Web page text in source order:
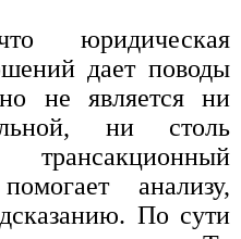
юридическая
дает поводы
не является ни
ни столь
анализу,
По сути